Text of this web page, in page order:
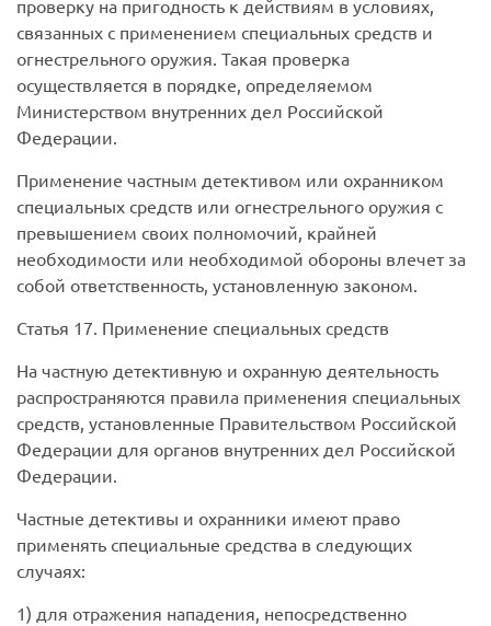
проверку на пригодность к действиям в условиях,
связанных с применением специальных средств и
огнестрельного оружия. Такая проверка
осуществляется в порядке, определяемом
Министерством внутренних дел Российской
Федерации.
Применение частным детективом или охранником
специальных средств или огнестрельного оружия с
превышением своих полномочий, крайней
необходимости или необходимой обороны влечет за
собой ответственность, установленную законом.
Статья 17. Применение специальных средств
На частную детективную и охранную деятельность
распространяются правила применения специальных
средств, установленные Правительством Российской
Федерации для органов внутренних дел Российской
Федерации.
Частные детективы и охранники имеют право
применять специальные средства в следующих
случаях:
1) для отражения нападения, непосредственно